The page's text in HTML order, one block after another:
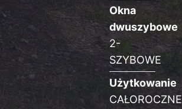
Okna
dwuszybowe
2-
SZYBOWE
Użytkowanie
CAŁOROCZNE